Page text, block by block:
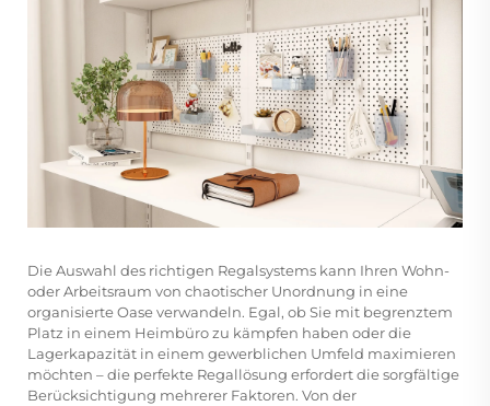
Die Auswahl des richtigen Regalsystems kann Ihren Wohn-
oder Arbeitsraum von chaotischer Unordnung in eine
organisierte Oase verwandeln. Egal, ob Sie mit begrenztem
Platz in einem Heimbüro zu kämpfen haben oder die
Lagerkapazität in einem gewerblichen Umfeld maximieren
möchten – die perfekte Regallösung erfordert die sorgfältige
Berücksichtigung mehrerer Faktoren. Von der